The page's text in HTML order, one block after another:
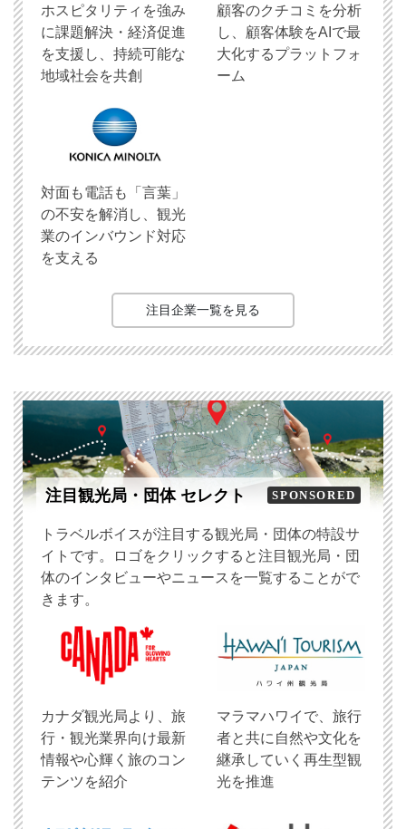
ホスピタリティを強み
に課題解決・経済促進
を支援し、持続可能な
地域社会を共創
顧客のクチコミを分析
し、顧客体験をAIで最
大化するプラットフォ
ーム
対面も電話も「言葉」
の不安を解消し、観光
業のインバウンド対応
を支える
注目企業一覧を見る
注目観光局・団体 セレクト SPONSORED
トラベルボイスが注目する観光局・団体の特設サ
イトです。ロゴをクリックすると注目観光局・団
体のインタビューやニュースを一覧することがで
きます。
​カナダ観光局より、旅
行・観光業界向け最新
情報や心輝く旅のコン
テンツを紹介
マラマハワイで、旅行
者と共に自然や文化を
継承していく再生型観
光を推進